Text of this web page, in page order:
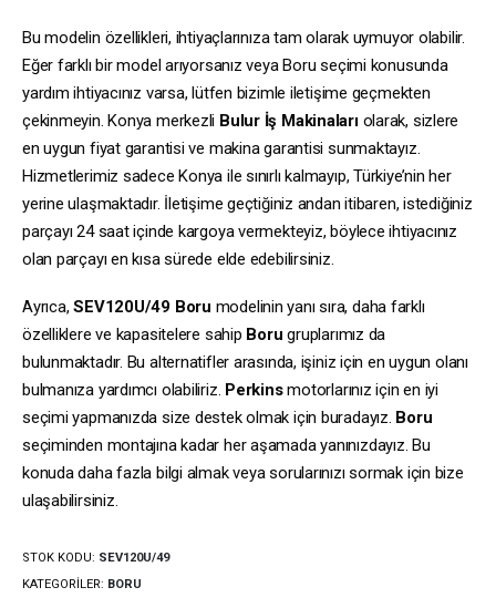
Bu modelin özellikleri, ihtiyaçlarınıza tam olarak uymuyor olabilir.
Eğer farklı bir model arıyorsanız veya Boru seçimi konusunda
yardım ihtiyacınız varsa, lütfen bizimle iletişime geçmekten
çekinmeyin. Konya merkezli Bulur İş Makinalarıolarak, sizlere
en uygun fiyat garantisi ve makina garantisi sunmaktayız.
Hizmetlerimiz sadece Konya ile sınırlı kalmayıp, Türkiye’nin her
yerine ulaşmaktadır. İletişime geçtiğiniz andan itibaren, istediğiniz
parçayı 24 saat içinde kargoya vermekteyiz, böylece ihtiyacınız
olan parçayı en kısa sürede elde edebilirsiniz.
Ayrıca,SEV120U/49 Boru modelinin yanı sıra, daha farklı
özelliklere ve kapasitelere sahip Boru gruplarımız da
bulunmaktadır. Bu alternatifler arasında, işiniz için en uygun olanı
bulmanıza yardımcı olabiliriz. Perkinsmotorlarınız için en iyi
seçimi yapmanızda size destek olmak için buradayız. Boru
seçiminden montajına kadar her aşamada yanınızdayız. Bu
konuda daha fazla bilgi almak veya sorularınızı sormak için bize
ulaşabilirsiniz.
STOK KODU: SEV120U/49
KATEGORILER: BORU